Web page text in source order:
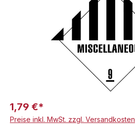
1,79 €*
Preise inkl. MwSt. zzgl. Versandkosten